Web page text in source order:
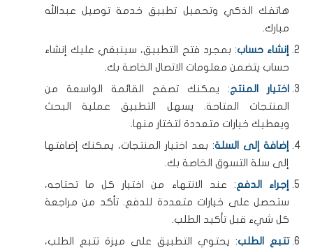
هاتفك الذكي وتحميل تطبيق خدمة توصيل عبدالله
مبارك.
إنشاء حساب: بمجرد فتح التطبيق، سينبغي عليك إنشاء
حساب يتضمن معلومات الاتصال الخاصة بك.
اختيار المنتج: يمكنك تصفح القائمة الواسعة من
المنتجات المتاحة. يسهل التطبيق عملية البحث
ويعطيك خيارات متعددة لتختار منها.
إضافة إلى السلة: بعد اختيار المنتجات، يمكنك إضافتها
إلى سلة التسوق الخاصة بك.
إجراء الدفع: عند الانتهاء من اختيار كل ما تحتاجه،
ستحصل على خيارات متعددة للدفع. تأكد من مراجعة
كل شيء قبل تأكيد الطلب.
تتبع الطلب: يحتوي التطبيق على ميزة تتبع الطلب،